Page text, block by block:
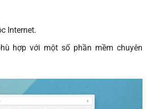
Internet.
hợp với một số phần mềm chuyên